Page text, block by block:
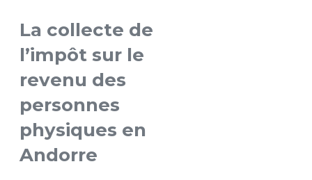
La collecte de
l’impôt sur le
revenu des
personnes
physiques en
Andorre